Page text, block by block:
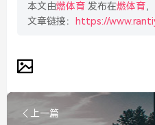
本文由燃体育 发布在燃体育
文章链接：
https://
上一篇